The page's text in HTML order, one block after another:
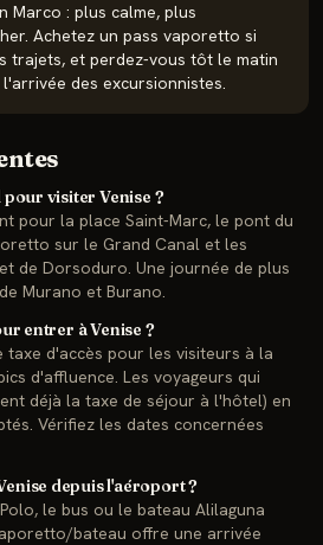
Marco : plus calme, plus
Achetez un pass vaporetto si
trajets, et perdez-vous tôt le matin
des excursionnistes.
visiter Venise ?
pour la place Saint-Marc, le pont du
sur le Grand Canal et les
de Dorsoduro. Une journée de plus
Murano et Burano.
entrer à Venise ?
taxe d'accès pour les visiteurs à la
d'affluence. Les voyageurs qui
déjà la taxe de séjour à l'hôtel) en
Vérifiez les dates concernées
depuis l'aéroport ?
le bus ou le bateau Alilaguna
bateau offre une arrivée